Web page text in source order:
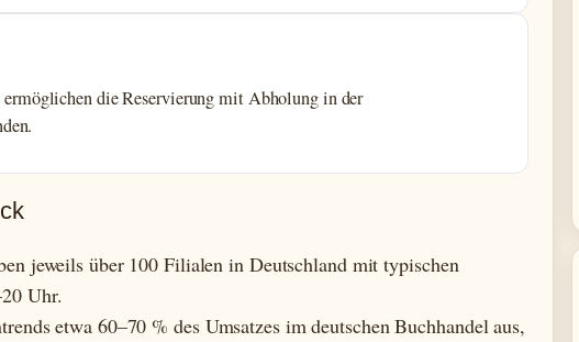
die Reservierung mit Abholung in der
jeweils über 100 Filialen in Deutschland mit typischen
Uhr.
etwa 60–70 % des Umsatzes im deutschen Buchhandel aus,